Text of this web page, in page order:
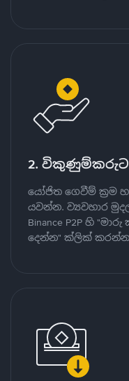
2.
යෝජිත ගෙවීම් ක්‍රම
යවන්න. ව්‍යවහාර
Binance P2P හි
දෙන්න" ක්ලික්